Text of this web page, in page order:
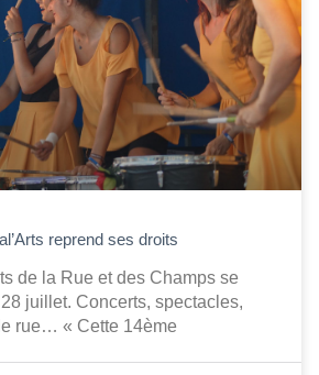
reprend ses droits
de la Rue et des Champs se
juillet. Concerts, spectacles,
rue… « Cette 14ème